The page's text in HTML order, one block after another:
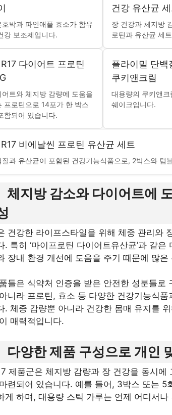
호박과 파인애플 효소가 함유
강 보조제입니다.
건강 유산균 세
장 건강과 체지방
로틴과 유산균 세
다이어트 프로틴
어트와 체지방 감량에 도움을
프로틴으로 14포가 한 박스
함되어 있습니다.
플라이밀 단백
쿠키앤크림
대용량의 쿠키앤크
쉐이크입니다.
비에날씬 프로틴 유산균 세트
질과 유산균이 포함된 건강기능식품으로, 2박스와 텀
체지방 감소와 다이어트에
건강한 라이프스타일을 위해 체중 관리와
. 특히 ‘마이프로틴 다이어트유산균’과 같
장내 환경 개선에 도움을 주기 때문에 많
들은 식약처 인증을 받은 안전한 성분들로
니라 프로틴, 효소 등 다양한 건강기능식
. 체중 감량뿐 아니라 건강한 몸매 유지를
매력적입니다.
다양한 제품 구성으로 개인
제품군은 체지방 감량과 장 건강을 동시
련되어 있습니다. 예를 들어, 3박스 또는 5
게 하며, 대용량 스틱 가루는 언제 어디서